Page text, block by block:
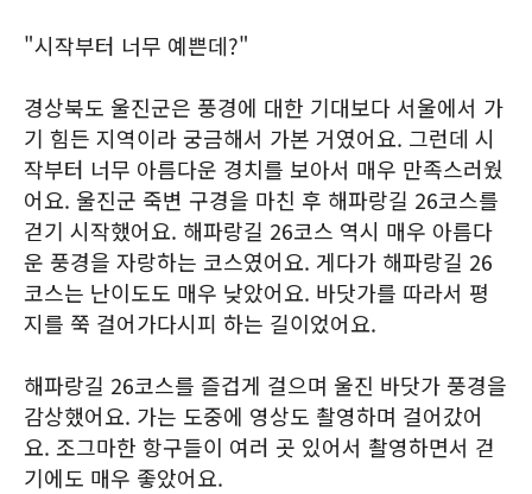
"시작부터 너무 예쁜데?"
경상북도 울진군은 풍경에 대한 기대보다 서울에서 가
기 힘든 지역이라 궁금해서 가본 거였어요. 그런데 시
작부터 너무 아름다운 경치를 보아서 매우 만족스러웠
어요. 울진군 죽변 구경을 마친 후 해파랑길 26코스를
걷기 시작했어요. 해파랑길 26코스 역시 매우 아름다
운 풍경을 자랑하는 코스였어요. 게다가 해파랑길 26
코스는 난이도도 매우 낮았어요. 바닷가를 따라서 평
지를 쭉 걸어가다시피 하는 길이었어요.
해파랑길 26코스를 즐겁게 걸으며 울진 바닷가 풍경을
감상했어요. 가는 도중에 영상도 촬영하며 걸어갔어
요. 조그마한 항구들이 여러 곳 있어서 촬영하면서 걷
기에도 매우 좋았어요.